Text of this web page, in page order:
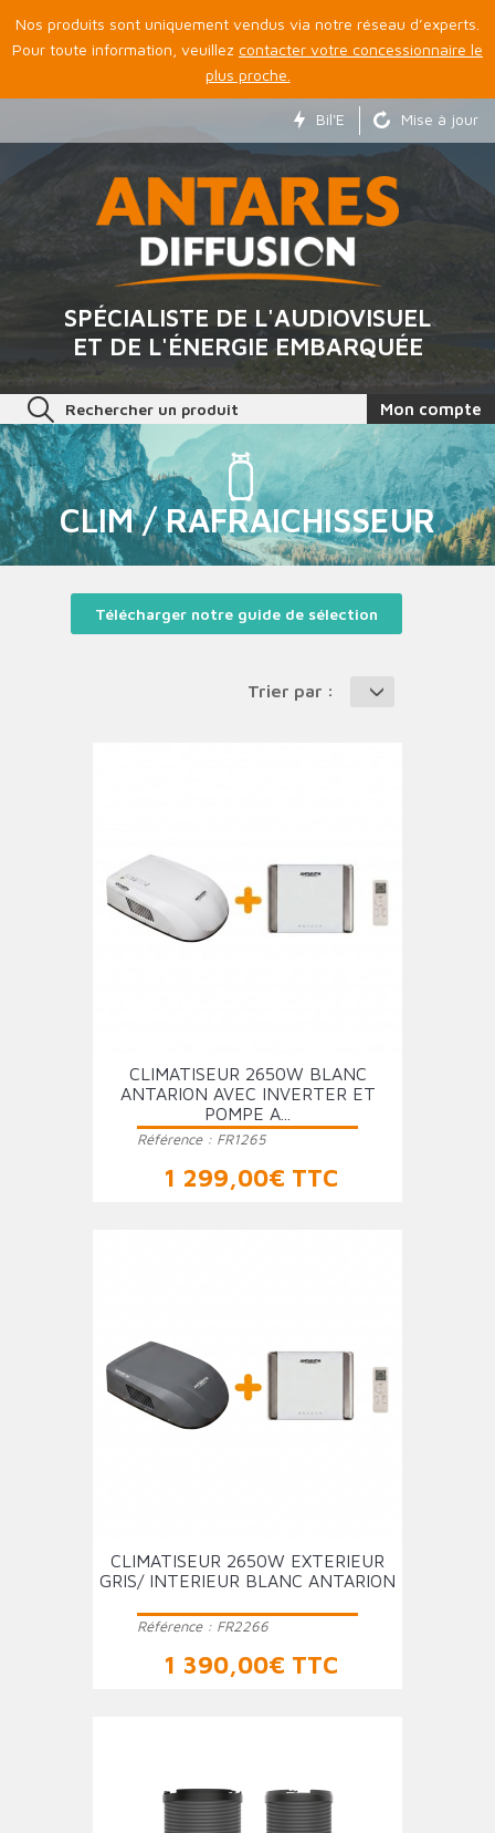
Nos produits sont uniquement vendus via notre réseau d’experts.
Pour toute information, veuillez contacter votre concessionnaire le
plus proche.
Bil'E Mise à jour
SPÉCIALISTE DE L'AUDIOVISUEL
ET DE L'ÉNERGIE EMBARQUÉE
Rechercher un produit Mon compte
CLIM / RAFRAICHISSEUR
Télécharger notre guide de sélection
Trier par :
CLIMATISEUR 2650W BLANC
ANTARION AVEC INVERTER ET
POMPE A...
Référence : FR1265
Prix
1 299,00€ TTC
CLIMATISEUR 2650W EXTERIEUR
GRIS/ INTERIEUR BLANC ANTARION
Référence : FR2266
Prix
1 390,00€ TTC